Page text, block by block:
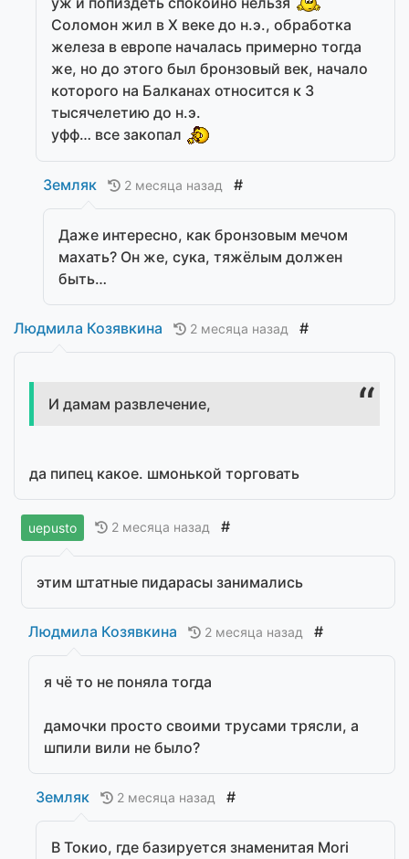
Соломон жил в X веке до н.э., обработка
железа в европе началась примерно тогда
же, но до этого был бронзовый век, начало
которого на Балканах относится к 3
тысячелетию до н.э.
уфф… все закопал
Земляк 2 месяца назад #
Даже интересно, как бронзовым мечом
махать? Он же, сука, тяжёлым должен
быть…
Людмила Козявкина 2 месяца назад #
И дамам развлечение,
да пипец какое. шмонькой торговать
uepusto 2 месяца назад #
этим штатные пидарасы занимались
Людмила Козявкина 2 месяца назад #
я чё то не поняла тогда
дамочки просто своими трусами трясли, а
шпили вили не было?
Земляк 2 месяца назад #
В Токио, где базируется знаменитая Mori